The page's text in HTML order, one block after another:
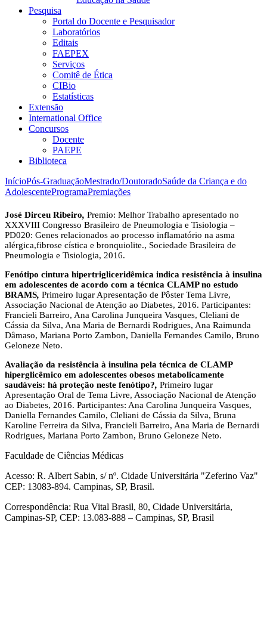
Pesquisa
Portal do Docente e Pesquisador
Laboratórios
Editais
FAEPEX
Serviços
Comitê de Ética
CIBio
Estatísticas
Extensão
International Office
Concursos
Docente
PAEPE
Biblioteca
InícioPós-GraduaçãoMestrado/DoutoradoSaúde da Criança e do
AdolescenteProgramaPremiações
José Dirceu Ribeiro, Premio: Melhor Trabalho apresentado no
XXXVIII Congresso Brasileiro de Pneumologia e Tisiologia –
PD020: Genes relacionados ao processo inflamatório na asma
alérgica,fibrose cística e bronquiolite., Sociedade Brasileira de
Pneumologia e Tisiologia, 2016.
Fenótipo cintura hipertrigliceridêmica indica resistência à insulina
em adolescentes de acordo com a técnica CLAMP no estudo
BRAMS, Primeiro lugar Apresentação de Pôster Tema Livre,
Associação Nacional de Atenção ao Diabetes, 2016. Participantes:
Francieli Barreiro, Ana Carolina Junqueira Vasques, Cleliani de
Cássia da Silva, Ana Maria de Bernardi Rodrigues, Ana Raimunda
Dâmaso, Mariana Porto Zambon, Daniella Fernandes Camilo, Bruno
Geloneze Neto.
Avaliação da resistência à insulina pela técnica de CLAMP
hiperglicêmico em adolescentes obesos metabolicamente
saudáveis: há proteção neste fenótipo?, Primeiro lugar
Apresentação Oral de Tema Livre, Associação Nacional de Atenção
ao Diabetes, 2016. Participantes: Ana Carolina Junqueira Vasques,
Daniella Fernandes Camilo, Cleliani de Cássia da Silva, Bruna
Karoline Ferreira da Silva, Francieli Barreiro, Ana Maria de Bernardi
Rodrigues, Mariana Porto Zambon, Bruno Geloneze Neto.
Faculdade de Ciências Médicas
Acesso: R. Albert Sabin, s/ nº. Cidade Universitária "Zeferino Vaz"
CEP: 13083-894. Campinas, SP, Brasil.
Correspondência: Rua Vital Brasil, 80, Cidade Universitária,
Campinas-SP, CEP: 13.083-888 – Campinas, SP, Brasil